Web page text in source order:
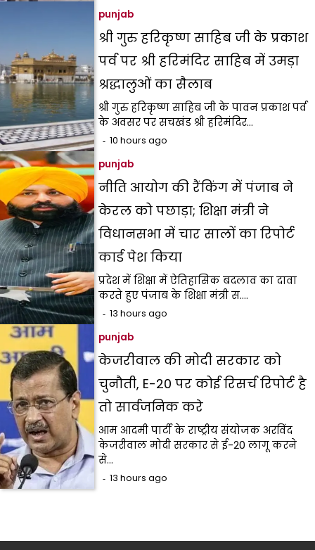
punjab
श्री गुरु हरिकृष्ण साहिब जी के प्रकाश
पर्व पर श्री हरिमंदिर साहिब में उमड़ा
श्रद्धालुओं का सैलाब
श्री गुरु हरिकृष्ण साहिब जी के पावन प्रकाश पर्व
के अवसर पर सचखंड श्री हरिमंदिर…
10 hours ago
punjab
नीति आयोग की रैंकिंग में पंजाब ने
केरल को पछाड़ा; शिक्षा मंत्री ने
विधानसभा में चार सालों का रिपोर्ट
कार्ड पेश किया
प्रदेश में शिक्षा में ऐतिहासिक बदलाव का दावा
करते हुए पंजाब के शिक्षा मंत्री स.…
13 hours ago
punjab
केजरीवाल की मोदी सरकार को
चुनौती, E-20 पर कोई रिसर्च रिपोर्ट है
तो सार्वजनिक करे
आम आदमी पार्टी के राष्ट्रीय संयोजक अरविंद
केजरीवाल मोदी सरकार से ई-20 लागू करने
से…
13 hours ago